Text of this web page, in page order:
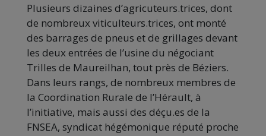
Plusieurs dizaines d’agricuteurs.trices, dont
de nombreux viticulteurs.trices, ont monté
des barrages de pneus et de grillages devant
les deux entrées de l’usine du négociant
Trilles de Maureilhan, tout près de Béziers.
Dans leurs rangs, de nombreux membres de
la Coordination Rurale de l’Hérault, à
l’initiative, mais aussi des déçu.es de la
FNSEA, syndicat hégémonique réputé proche